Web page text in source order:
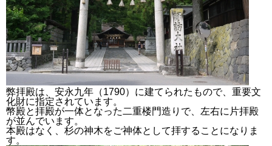
弊拝殿は、安永九年（1790）に建てられたもので、重要文
化財に指定されています。
幣殿と拝殿が一体となった二重楼門造りで、左右に片拝殿
が並んでいます。
本殿はなく、杉の神木をご神体として拝することになりま
す。